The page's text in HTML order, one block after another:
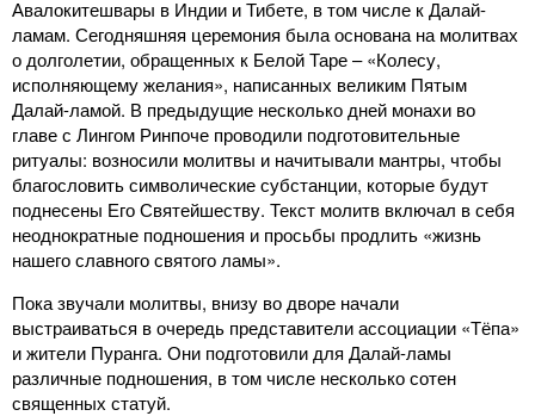
Авалокитешвары в Индии и Тибете, в том числе к Далай-
ламам. Сегодняшняя церемония была основана на молитвах
о долголетии, обращенных к Белой Таре – «Колесу,
исполняющему желания», написанных великим Пятым
Далай-ламой. В предыдущие несколько дней монахи во
главе с Лингом Ринпоче проводили подготовительные
ритуалы: возносили молитвы и начитывали мантры, чтобы
благословить символические субстанции, которые будут
поднесены Его Святейшеству. Текст молитв включал в себя
неоднократные подношения и просьбы продлить «жизнь
нашего славного святого ламы».
Пока звучали молитвы, внизу во дворе начали
выстраиваться в очередь представители ассоциации «Тёпа»
и жители Пуранга. Они подготовили для Далай-ламы
различные подношения, в том числе несколько сотен
священных статуй.